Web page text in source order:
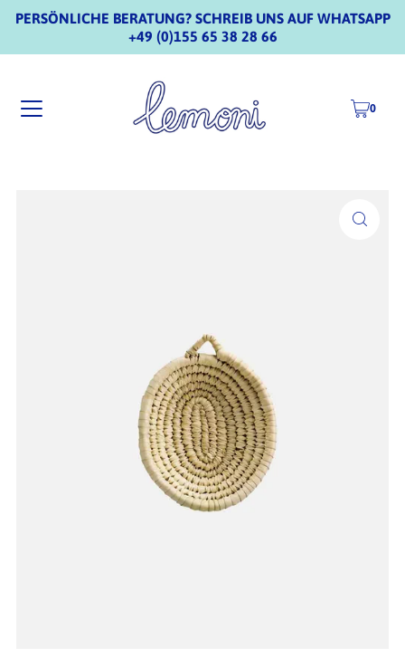
PERSÖNLICHE BERATUNG? SCHREIB UNS AUF WHATSAPP
+49 (0)155 65 38 28 66
0